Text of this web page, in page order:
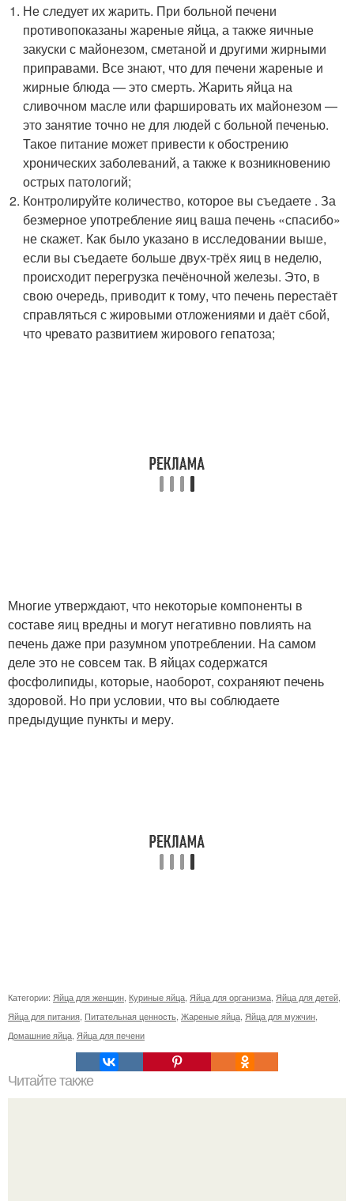
Не следует их жарить. При больной печени
противопоказаны жареные яйца, а также яичные
закуски с майонезом, сметаной и другими жирными
приправами. Все знают, что для печени жареные и
жирные блюда — это смерть. Жарить яйца на
сливочном масле или фаршировать их майонезом —
это занятие точно не для людей с больной печенью.
Такое питание может привести к обострению
хронических заболеваний, а также к возникновению
острых патологий;
Контролируйте количество, которое вы съедаете . За
безмерное употребление яиц ваша печень «спасибо»
не скажет. Как было указано в исследовании выше,
если вы съедаете больше двух-трёх яиц в неделю,
происходит перегрузка печёночной железы. Это, в
свою очередь, приводит к тому, что печень перестаёт
справляться с жировыми отложениями и даёт сбой,
что чревато развитием жирового гепатоза;
Многие утверждают, что некоторые компоненты в
составе яиц вредны и могут негативно повлиять на
печень даже при разумном употреблении. На самом
деле это не совсем так. В яйцах содержатся
фосфолипиды, которые, наоборот, сохраняют печень
здоровой. Но при условии, что вы соблюдаете
предыдущие пункты и меру.
Категории: Яйца для женщин Куриные яйца Яйца для организма Яйца для детей
Яйца для питания Питательная ценность Жареные яйца Яйца для мужчин
Домашние яйца Яйца для печени
Читайте также